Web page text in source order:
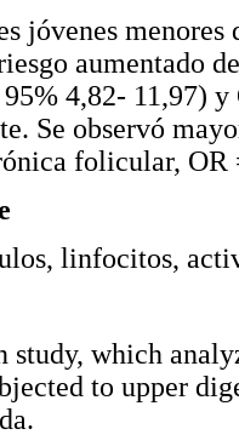
jóvenes
aumentado
4,82- 11,97)
Se observó
folicular,
linfocitos,
study, which
to upper